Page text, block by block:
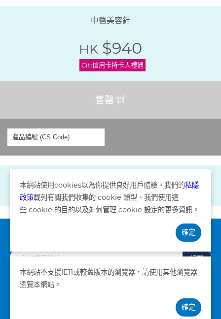
中醫美容針
HK $940
Citi信用卡持卡人禮遇
售罄
訂閱
私隱政策 條款及細則
本網站使用cookies以為你提供良好用戶體驗。我們的私隱
政策載列有關我們收集的 cookie 類型、我們使用這
些 cookie 的目的以及如何管理 cookie 設定的更多資訊。
確定
本網站不支援IE11或較舊版本的瀏覽器，請使用其他瀏覽器
瀏覽本網站。
確定